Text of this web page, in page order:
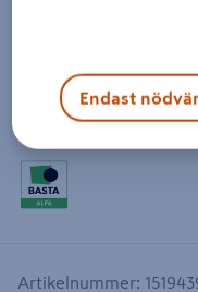
Dra
Artikelnummer:
Endast